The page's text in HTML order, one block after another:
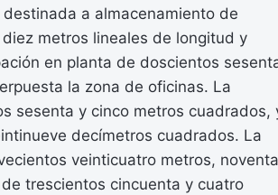
a almacenamiento de
metros lineales de longitud y
en planta de doscientos
la zona de oficinas. La
sesenta y cinco metros cuadrados,
decímetros cuadrados. La
veinticuatro metros, noventa
trescientos cincuenta y cuatro